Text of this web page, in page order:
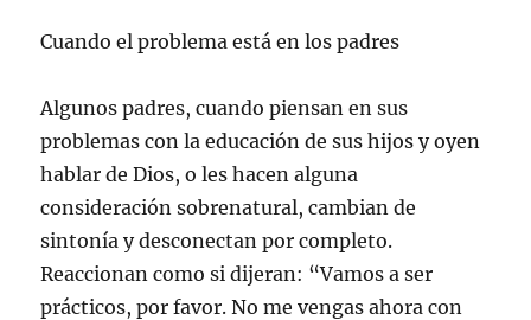
Cuando el problema está en los padres
Algunos padres, cuando piensan en sus
problemas con la educación de sus hijos y oyen
hablar de Dios, o les hacen alguna
consideración sobrenatural, cambian de
sintonía y desconectan por completo.
Reaccionan como si dijeran: “Vamos a ser
prácticos, por favor. No me vengas ahora con